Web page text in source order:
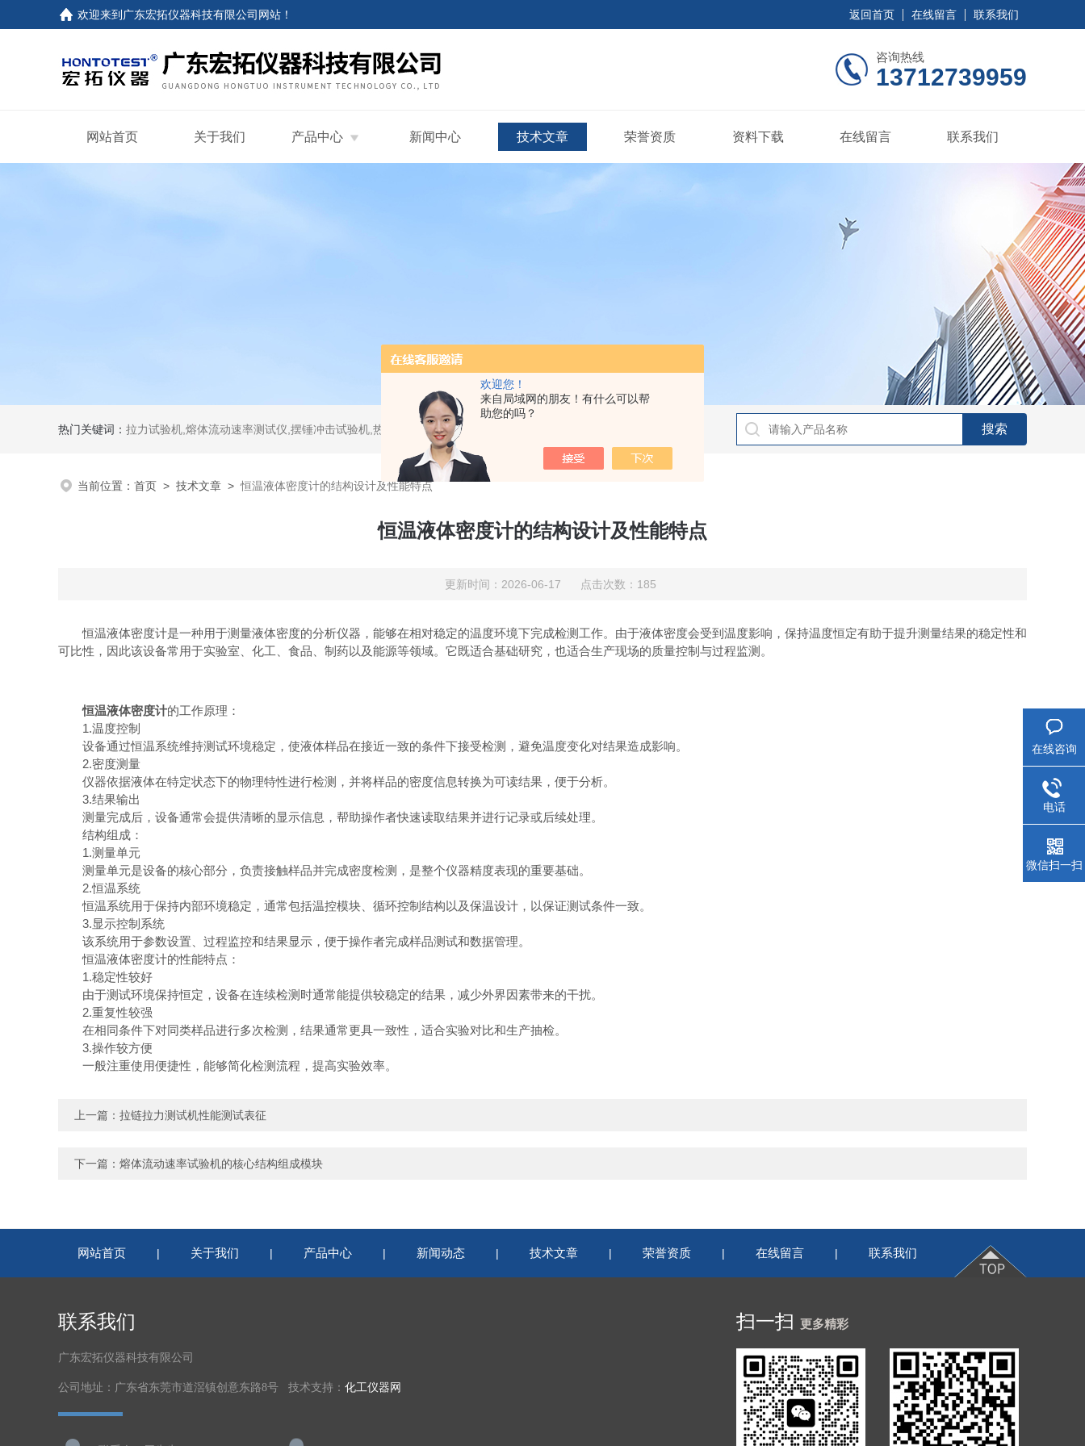
欢迎您！
来自局域网的朋友！有什么可以帮
助您的吗？
欢迎来到 广东宏拓仪器科技有限公司网站 ！ 返回首页 在线留言 联系我们
咨询热线
13712739959
网站首页 关于我们 产品中心 新闻中心 技术文章 荣誉资质 资料下载 在线留言 联系我们
热门关键词： 拉力试验机,熔体流动速率测试仪,摆锤冲击试验机,热变形维卡试验机,密度测试仪,水平垂直燃烧试验机,针焰试验机,恒温恒湿试验机,UV紫外线老化试验机,DSC差示扫描量热仪
当前位置： 首页 > 技术文章 >恒温液体密度计的结构设计及性能特点
恒温液体密度计的结构设计及性能特点
更新时间：2026-06-17 点击次数：185
恒温液体密度计是一种用于测量液体密度的分析仪器，能够在相对稳定的温度环境下完成检测工作。由于液体密度会受到温度影响，保持温度恒定有助于提升测量结果的稳定性和
可比性，因此该设备常用于实验室、化工、食品、制药以及能源等领域。它既适合基础研究，也适合生产现场的质量控制与过程监测。
恒温液体密度计的工作原理：
1.温度控制
设备通过恒温系统维持测试环境稳定，使液体样品在接近一致的条件下接受检测，避免温度变化对结果造成影响。
2.密度测量
仪器依据液体在特定状态下的物理特性进行检测，并将样品的密度信息转换为可读结果，便于分析。
3.结果输出
测量完成后，设备通常会提供清晰的显示信息，帮助操作者快速读取结果并进行记录或后续处理。
结构组成：
1.测量单元
测量单元是设备的核心部分，负责接触样品并完成密度检测，是整个仪器精度表现的重要基础。
2.恒温系统
恒温系统用于保持内部环境稳定，通常包括温控模块、循环控制结构以及保温设计，以保证测试条件一致。
3.显示控制系统
该系统用于参数设置、过程监控和结果显示，便于操作者完成样品测试和数据管理。
恒温液体密度计的性能特点：
1.稳定性较好
由于测试环境保持恒定，设备在连续检测时通常能提供较稳定的结果，减少外界因素带来的干扰。
2.重复性较强
在相同条件下对同类样品进行多次检测，结果通常更具一致性，适合实验对比和生产抽检。
3.操作较方便
一般注重使用便捷性，能够简化检测流程，提高实验效率。
上一篇： 拉链拉力测试机性能测试表征
下一篇： 熔体流动速率试验机的核心结构组成模块
网站首页 | 关于我们 | 产品中心 | 新闻动态 | 技术文章 | 荣誉资质 | 在线留言 | 联系我们
联系我们
广东宏拓仪器科技有限公司
公司地址：广东省东莞市道滘镇创意东路8号 技术支持： 化工仪器网
扫一扫 更多精彩
在线咨询
电话
微信扫一扫